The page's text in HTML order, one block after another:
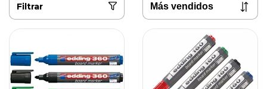
Filtrar